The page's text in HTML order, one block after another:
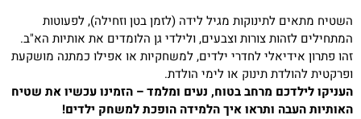
השטיח מתאים לתינוקות מגיל לידה (לזמן בטן וזחילה), לפעוטות
המתחילים לזהות צורות וצבעים, ולילדי גן הלומדים את אותיות הא"ב.
זהו פתרון אידיאלי לחדרי ילדים, למשחקיות או אפילו כמתנה מושקעת
ופרקטית להולדת תינוק או לימי הולדת.
העניקו לילדכם מרחב בטוח, נעים ומלמד – הזמינו עכשיו את שטיח
האותיות העבה ותראו איך הלמידה הופכת למשחק ילדים!